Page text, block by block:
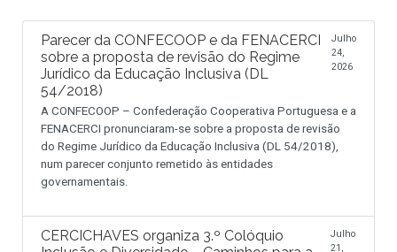
Parecer da CONFECOOP e da FENACERCI
sobre a proposta de revisão do Regime
Jurídico da Educação Inclusiva (DL
54/2018)
Julho
24,
2026
A CONFECOOP – Confederação Cooperativa Portuguesa e a
FENACERCI pronunciaram-se sobre a proposta de revisão
do Regime Jurídico da Educação Inclusiva (DL 54/2018),
num parecer conjunto remetido às entidades
governamentais.
CERCICHAVES organiza 3.º Colóquio
Julho
21,